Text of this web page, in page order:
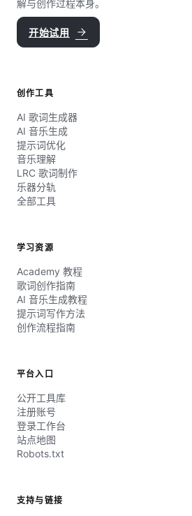
解与创作过程本身。
开始试用 arrow_forward
创作工具
AI 歌词生成器
AI 音乐生成
提示词优化
音乐理解
LRC 歌词制作
乐器分轨
全部工具
学习资源
Academy 教程
歌词创作指南
AI 音乐生成教程
提示词写作方法
创作流程指南
平台入口
公开工具库
注册账号
登录工作台
站点地图
Robots.txt
支持与链接